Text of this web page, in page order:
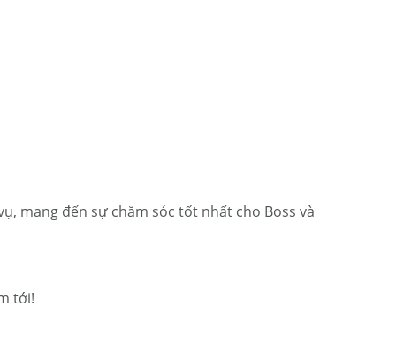
mang đến sự chăm sóc tốt nhất cho Boss và
tới!